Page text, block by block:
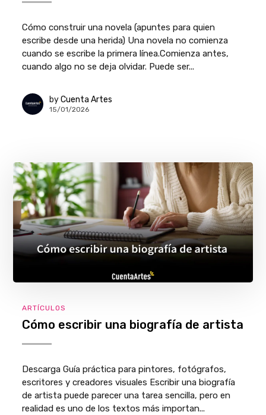
Cómo construir una novela (apuntes para quien
escribe desde una herida) Una novela no comienza
cuando se escribe la primera línea.Comienza antes,
cuando algo no se deja olvidar. Puede ser...
by Cuenta Artes
15/01/2026
ARTÍCULOS
Cómo escribir una biografía de artista
Descarga Guía práctica para pintores, fotógrafos,
escritores y creadores visuales Escribir una biografía
de artista puede parecer una tarea sencilla, pero en
realidad es uno de los textos más importan...